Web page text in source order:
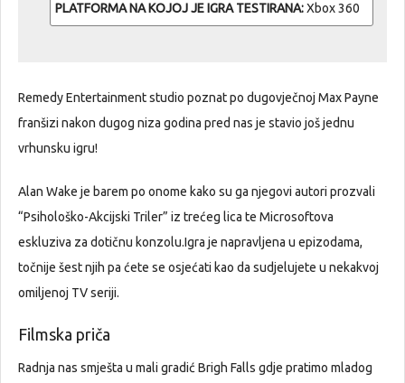
PLATFORMA NA KOJOJ JE IGRA TESTIRANA:Xbox 360
Remedy Entertainment studio poznat po dugovječnoj Max Payne
franšizi nakon dugog niza godina pred nas je stavio još jednu
vrhunsku igru!
Alan Wake je barem po onome kako su ga njegovi autori prozvali
“Psihološko-Akcijski Triler” iz trećeg lica te Microsoftova
eskluziva za dotičnu konzolu.Igra je napravljena u epizodama,
točnije šest njih pa ćete se osjećati kao da sudjelujete u nekakvoj
omiljenoj TV seriji.
Filmska priča
Radnja nas smješta u mali gradić Brigh Falls gdje pratimo mladog